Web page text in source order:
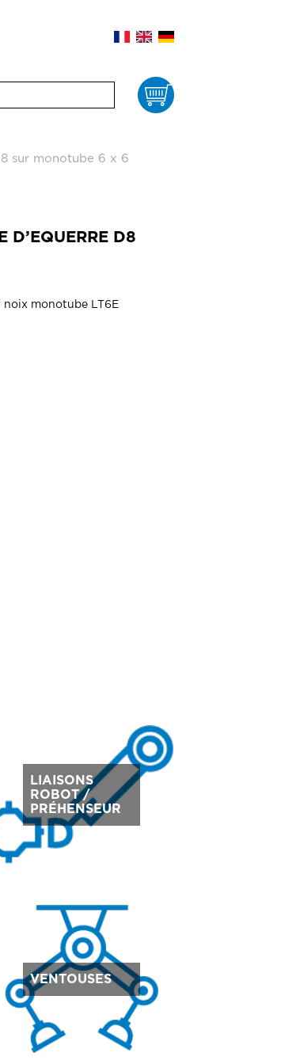
Panier
sur monotube 6 x 6
D’EQUERRE D8
noix monotube LT6E
LIAISONS
ROBOT /
PRÉHENSEUR
VENTOUSES